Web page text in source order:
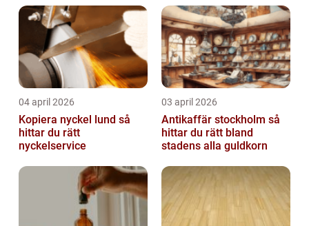
04 april 2026
Kopiera nyckel lund så
hittar du rätt
nyckelservice
03 april 2026
Antikaffär stockholm så
hittar du rätt bland
stadens alla guldkorn